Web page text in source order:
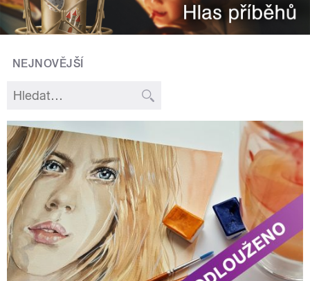
NEJNOVĚJŠÍ